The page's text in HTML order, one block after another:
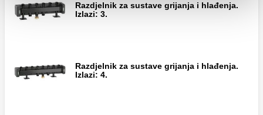
Razdjelnik za sustave grijanja i hlađenja.
Izlazi: 3.
Razdjelnik za sustave grijanja i hlađenja.
Izlazi: 4.